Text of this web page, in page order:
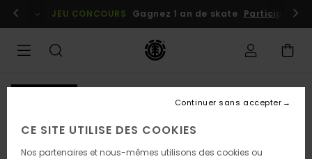
l'information
Se connecter / s'inscrire
JEU CONCOURS Gagnez 1 an de skate Participez
CE SITE UTILISE DES COOKIES
Nos partenaires et nous-mêmes utilisons des cookies ou
Continuer sans accepter